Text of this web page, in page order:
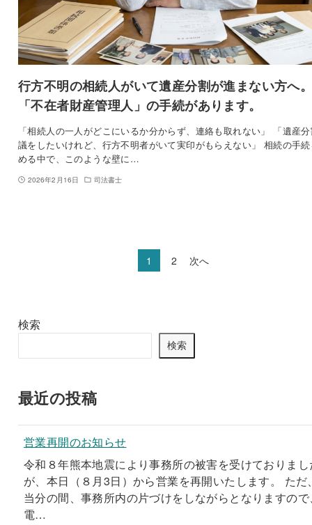
行方不明の相続人がいて遺産分割が進まない方へ
「不在者財産管理人」の手続があります。
「相続人の一人がどこにいるか分からず、連絡も取れない」 「遺産
議をしたいけれど、行方不明者がいて実印がもらえない」 相続の手
める中で、このような壁に…
2026年2月16日 司法書士
1 2 次へ
検索
検索
最近の投稿
営業再開のお知らせ
令和８年熊本地震により事務所の被害を受けておりまし
が、本日（８月3日）から営業を再開いたします。 ただ
当分の間、事務所内の片づけをしながらとなりますので
電…